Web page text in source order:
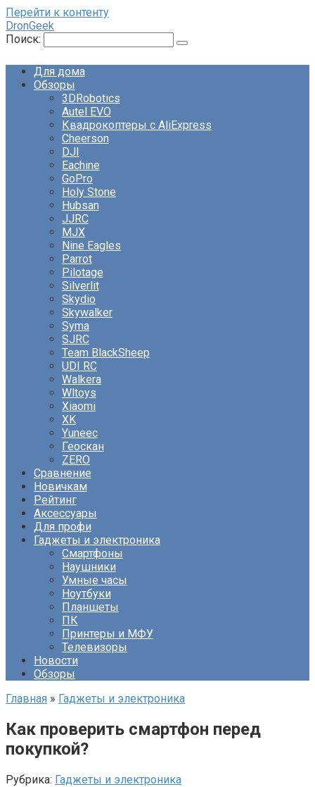
Перейти к контенту
DronGeek
Поиск:
Для дома
Обзоры
3DRobotics
Autel EVO
Квадрокоптеры с AliExpress
Cheerson
DJI
Eachine
GoPro
Holy Stone
Hubsan
JJRC
MJX
Nine Eagles
Parrot
Pilotage
Silverlit
Skydio
Skywalker
Syma
SJRC
Team BlackSheep
UDI RC
Walkera
Wltoys
Xiaomi
XK
Yuneec
Геоскан
ZERO
Сравнение
Новичкам
Рейтинг
Аксессуары
Для профи
Гаджеты и электроника
Смартфоны
Наушники
Умные часы
Ноутбуки
Планшеты
ПК
Принтеры и МФУ
Телевизоры
Новости
Обзоры
Главная » Гаджеты и электроника
Как проверить смартфон перед
покупкой?
Рубрика: Гаджеты и электроника